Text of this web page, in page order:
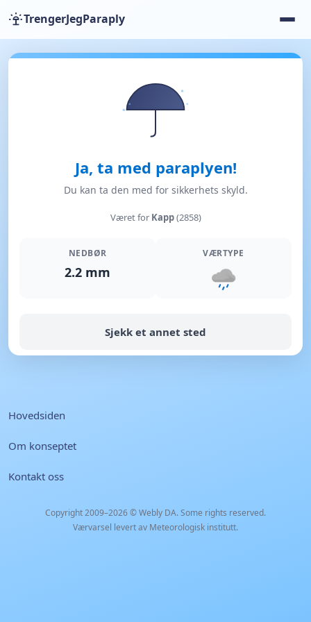
TrengerJegParaply
Ja, ta med paraplyen!
Du kan ta den med for sikkerhets skyld.
Været for Kapp(2858)
NEDBØR
2.2 mm
VÆRTYPE
Sjekk et annet sted
Hovedsiden
Om konseptet
Kontakt oss
Copyright 2009–2026 ©Webly DA. Some rights reserved.
Værvarsel levert av Meteorologisk institutt.